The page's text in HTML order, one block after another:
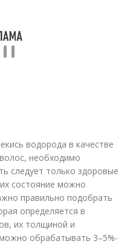
водорода в качестве
необходимо
следует только здоровые
состояние можно
правильно подобрать
определяется в
их толщиной и
обрабатывать 3–5%-